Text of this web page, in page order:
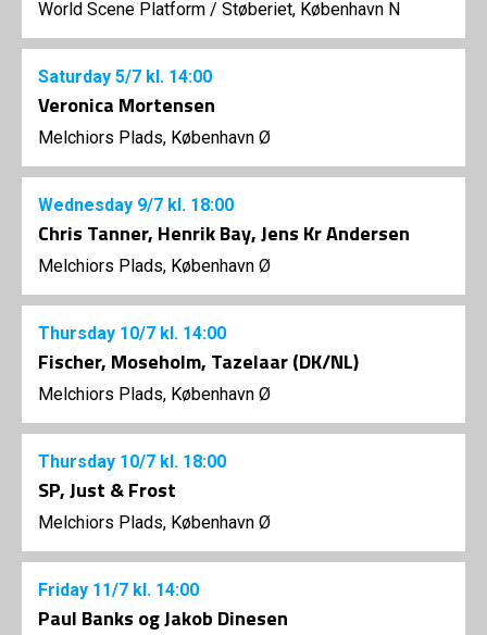
World Scene Platform / Støberiet, København N
Saturday 5/7 kl. 14:00
Veronica Mortensen
Melchiors Plads, København Ø
Wednesday 9/7 kl. 18:00
Chris Tanner, Henrik Bay, Jens Kr Andersen
Melchiors Plads, København Ø
Thursday 10/7 kl. 14:00
Fischer, Moseholm, Tazelaar (DK/NL)
Melchiors Plads, København Ø
Thursday 10/7 kl. 18:00
SP, Just & Frost
Melchiors Plads, København Ø
Friday 11/7 kl. 14:00
Paul Banks og Jakob Dinesen